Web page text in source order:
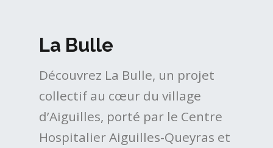
La Bulle
Découvrez La Bulle, un projet
collectif au cœur du village
d’Aiguilles, porté par le Centre
Hospitalier Aiguilles-Queyras et